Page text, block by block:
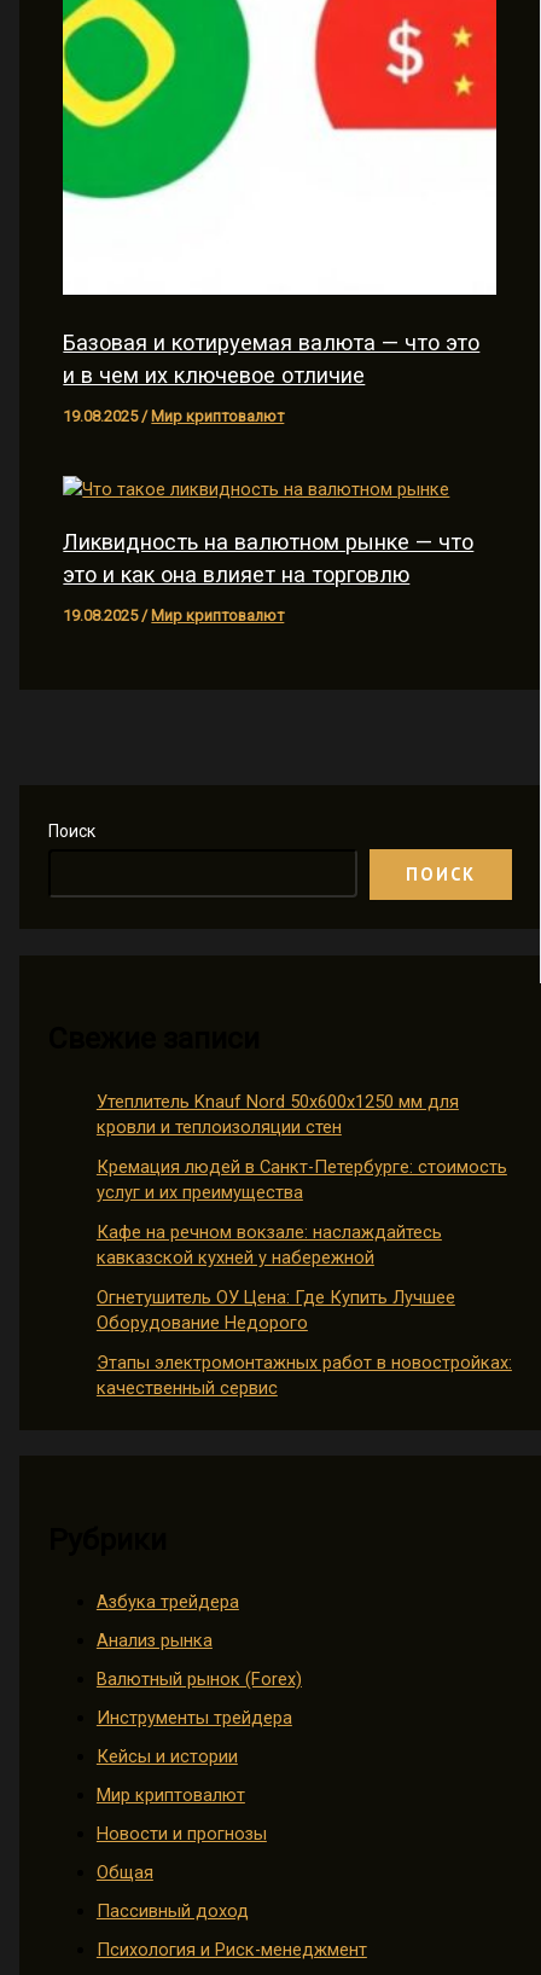
Поиск
ПОИСК
Утеплитель Knauf Nord 50х600х1250 мм для
кровли и теплоизоляции стен
Кремация людей в Санкт-Петербурге: стоимость
услуг и их преимущества
Кафе на речном вокзале: наслаждайтесь
кавказской кухней у набережной
Огнетушитель ОУ Цена: Где Купить Лучшее
Оборудование Недорого
Этапы электромонтажных работ в новостройках:
качественный сервис
Азбука трейдера
Анализ рынка
Валютный рынок (Forex)
Инструменты трейдера
Кейсы и истории
Мир криптовалют
Новости и прогнозы
Общая
Пассивный доход
Психология и Риск-менеджмент
Базовая и котируемая валюта — что это
и в чем их ключевое отличие
19.08.2025 /Мир криптовалют
Ликвидность на валютном рынке — что
это и как она влияет на торговлю
19.08.2025/ Мир криптовалют